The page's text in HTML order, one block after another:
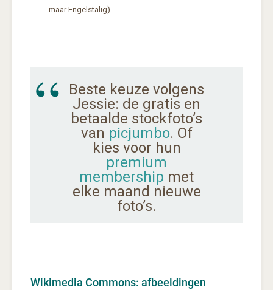
maar Engelstalig)
Beste keuze volgens
Jessie: de gratis en
betaalde stockfoto’s
van picjumbo. Of
kies voor hun
premium
membership met
elke maand nieuwe
foto’s.
Wikimedia Commons: afbeeldingen